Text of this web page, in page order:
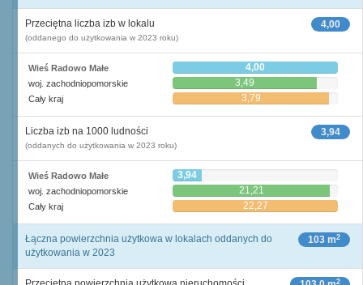
4,00
Przeciętna liczba izb w lokalu
(oddanego do użytkowania w 2023 roku)
Wieś Radowo Małe 4,00
woj. zachodniopomorskie 3,49
Cały kraj 3,79
3,94
Liczba izb na 1000 ludności
(oddanych do użytkowania w 2023 roku)
Wieś Radowo Małe 3,94
woj. zachodniopomorskie 21,21
Cały kraj 22,27
103 m2
Łączna powierzchnia użytkowa w lokalach oddanych do
użytkowania w 2023
2